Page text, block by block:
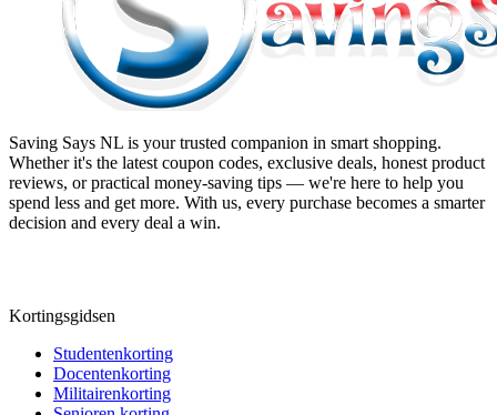
Saving Says NL is your trusted companion in smart shopping.
Whether it's the latest coupon codes, exclusive deals, honest product
reviews, or practical money-saving tips — we're here to help you
spend less and get more. With us, every purchase becomes a smarter
decision and every deal a win.
Kortingsgidsen
Studentenkorting
Docentenkorting
Militairenkorting